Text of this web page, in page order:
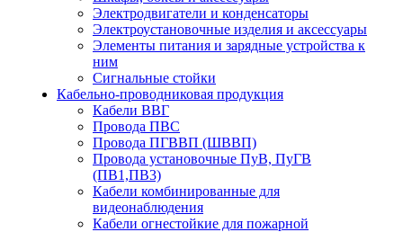
Электродвигатели и конденсаторы
Электроустановочные изделия и аксессуары
Элементы питания и зарядные устройства к
ним
Сигнальные стойки
Кабельно-проводниковая продукция
Кабели ВВГ
Провода ПВС
Провода ПГВВП (ШВВП)
Провода установочные ПуВ, ПуГВ
(ПВ1,ПВ3)
Кабели комбинированные для
видеонаблюдения
Кабели огнестойкие для пожарной